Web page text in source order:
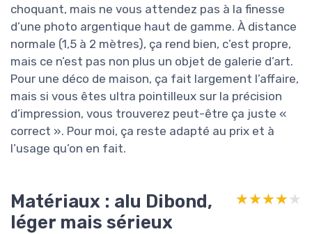
choquant, mais ne vous attendez pas à la finesse
d’une photo argentique haut de gamme. À distance
normale (1,5 à 2 mètres), ça rend bien, c’est propre,
mais ce n’est pas non plus un objet de galerie d’art.
Pour une déco de maison, ça fait largement l’affaire,
mais si vous êtes ultra pointilleux sur la précision
d’impression, vous trouverez peut-être ça juste «
correct ». Pour moi, ça reste adapté au prix et à
l’usage qu’on en fait.
Matériaux : alu Dibond,
léger mais sérieux
★★★★★
★★★★★